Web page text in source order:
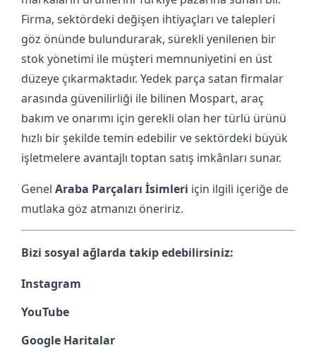
Firma, sektördeki değişen ihtiyaçları ve talepleri
göz önünde bulundurarak, sürekli yenilenen bir
stok yönetimi ile müşteri memnuniyetini en üst
düzeye çıkarmaktadır. Yedek parça satan firmalar
arasında güvenilirliği ile bilinen Mospart, araç
bakım ve onarımı için gerekli olan her türlü ürünü
hızlı bir şekilde temin edebilir ve sektördeki büyük
işletmelere avantajlı toptan satış imkânları sunar.
Genel Araba Parçaları İsimleri için ilgili içeriğe de
mutlaka göz atmanızı öneririz.
Bizi sosyal ağlarda takip edebilirsiniz:
Instagram
YouTube
Google Haritalar